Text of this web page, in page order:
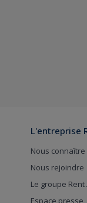
L'entreprise
Nous connaître
Nous rejoindre
Le groupe Rent
Espace presse